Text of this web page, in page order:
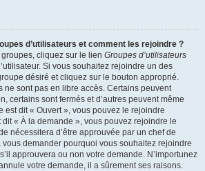
d’utilisateurs et comment les rejoindre ?
cliquez sur le lien Groupes d’utilisateurs
Si vous souhaitez rejoindre un des
désiré et cliquez sur le bouton approprié.
ne sont pas en libre accès. Certains peuvent
certains sont fermés et d’autres peuvent même
est dit « Ouvert », vous pouvez le rejoindre
« À la demande », vous pouvez rejoindre le
nécessitera d’être approuvée par un chef de
demander pourquoi vous souhaitez rejoindre
approuvera ou non votre demande. N’importunez
votre demande, il a sûrement ses raisons.